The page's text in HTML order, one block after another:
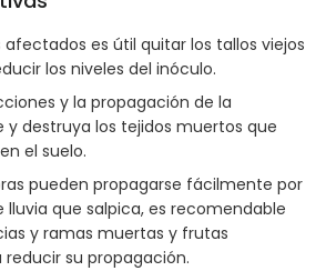
afectados es útil quitar los tallos viejos
los niveles del inóculo.
y la propagación de la
destruya los tejidos muertos que
el suelo.
pueden propagarse fácilmente por
lluvia que salpica, es recomendable
y ramas muertas y frutas
su propagación.